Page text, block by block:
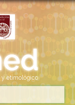
y etimológico